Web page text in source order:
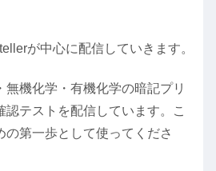
が中心に配信していきます。
無機化学・有機化学の暗記プリ
認テストを配信しています。こ
の第一歩として使ってくださ